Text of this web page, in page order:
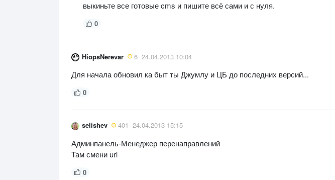
выкиньте все готовые cms и пишите всё сами и с нуля.
0
HiopsNerevar 6 24.04.2013 10:04
Для начала обновил ка быт ты Джумлу и ЦБ до последних версий...
0
selishev 401 24.04.2013 15:15
Админпанель-Менеджер перенаправлений
Там смени url
0